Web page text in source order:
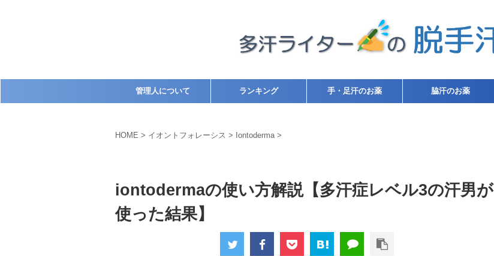
管理人について ランキング 手・足汗のお薬 脇汗のお薬
HOME > イオントフォレーシス > Iontoderma >
iontodermaの使い方解説【多汗症レベル3の汗男が
使った結果】